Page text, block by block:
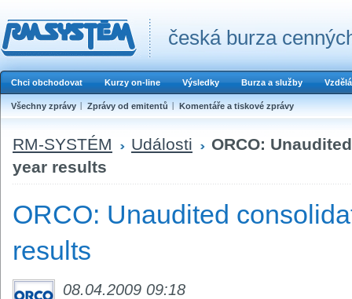
česká burza
Chci obchodovat Kurzy on-line Výsledky Burza a služby
Všechny zprávy Zprávy od emitentů Komentáře a tiskové zprávy
RM-SYSTÉM Události
ORCO:
year results
ORCO: Unaudited
results
08.04.2009 09:18